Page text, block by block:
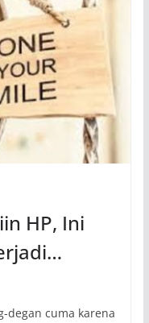
HP, Ini
degan cuma karena